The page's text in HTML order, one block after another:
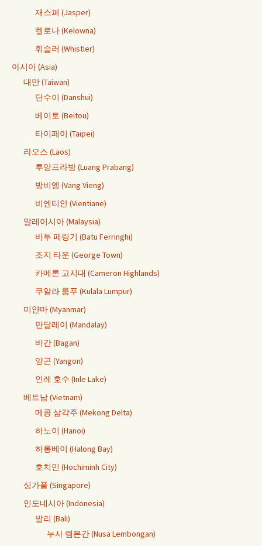
재스퍼 (Jasper)
켈로나 (Kelowna)
휘슬러 (Whistler)
아시아 (Asia)
대만 (Taiwan)
단수이 (Danshui)
베이토 (Beitou)
타이페이 (Taipei)
라오스 (Laos)
루앙프라방 (Luang Prabang)
방비엥 (Vang Vieng)
비엔티안 (Vientiane)
말레이시아 (Malaysia)
바투 페링기 (Batu Ferringhi)
조지 타운 (George Town)
카메론 고지대 (Cameron Highlands)
쿠알라 룸푸 (Kulala Lumpur)
미얀마 (Myanmar)
만달레이 (Mandalay)
바간 (Bagan)
양곤 (Yangon)
인레 호수 (Inle Lake)
베트남 (Vietnam)
메콩 삼각주 (Mekong Delta)
하노이 (Hanoi)
하롱베이 (Halong Bay)
호치민 (Hochiminh City)
싱가폴 (Singapore)
인도네시아 (Indonesia)
발리 (Bali)
누사 렘본간 (Nusa Lembongan)